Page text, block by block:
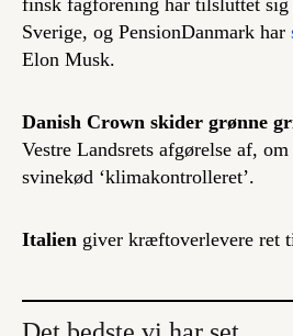
finsk fagforening har tilsluttet sig
Sverige, og PensionDanmark har
Elon Musk.
Danish Crown skider grønne
Vestre Landsrets afgørelse af,
svinekød ‘klimakontrolleret’.
Italien giver kræftoverlevere ret